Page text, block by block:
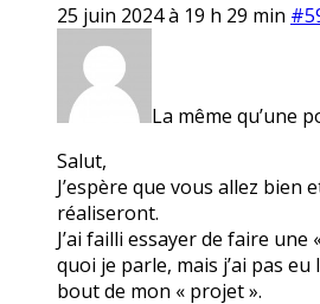
25 juin 2024 à 19 h 29 min
La même qu’une
Salut,
J’espère que vous allez bien
réaliseront.
J’ai failli essayer de faire
quoi je parle, mais j’ai pas eu
bout de mon « projet ».